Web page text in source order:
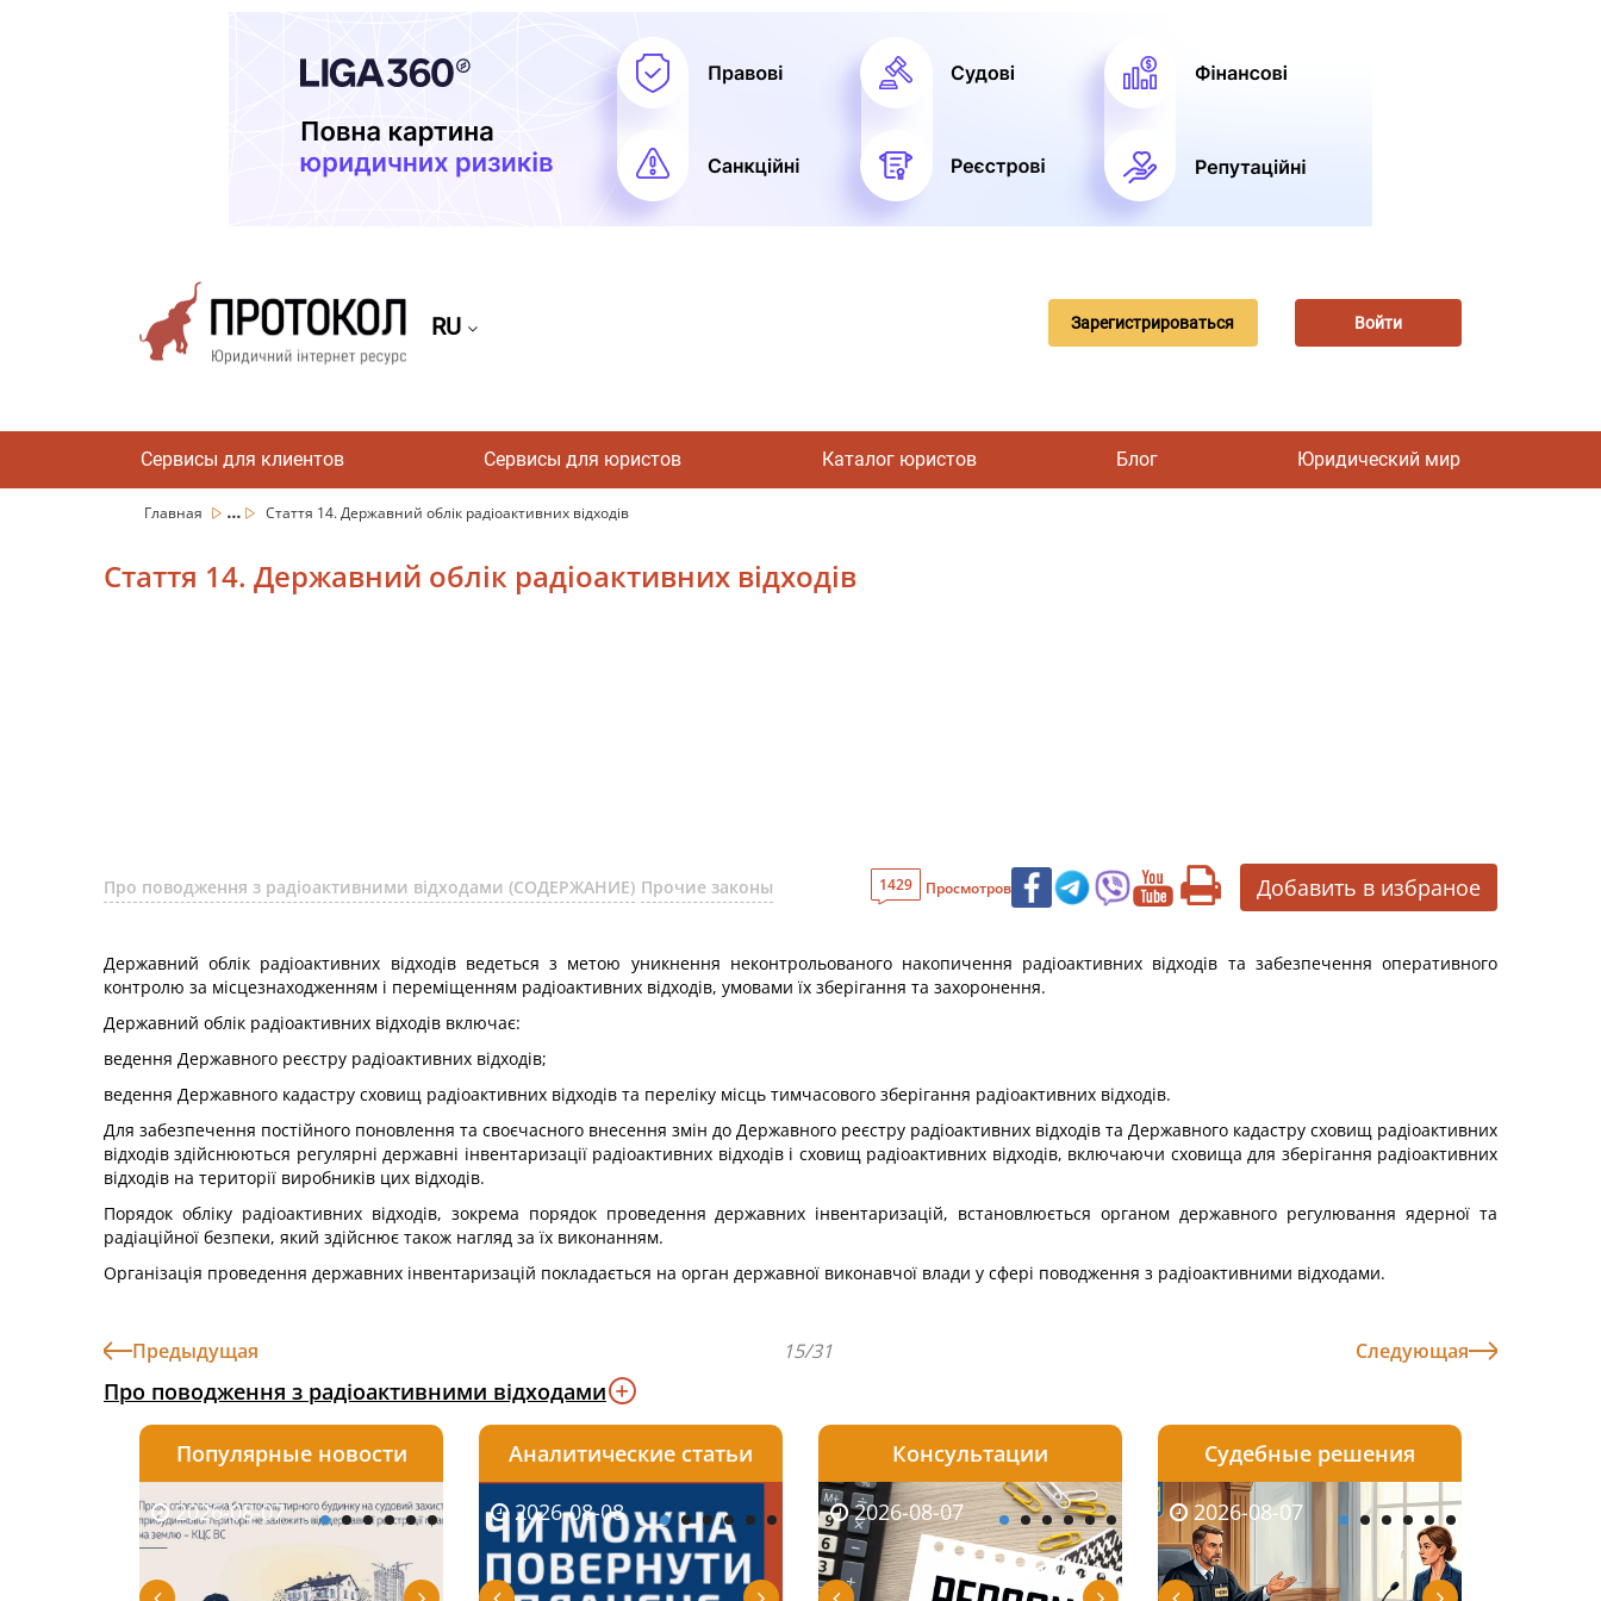
RU Зарегистрироваться Войти
Сервисы для клиентов Сервисы для юристов Каталог юристов Блог Юридический мир
Главная ... Стаття 14. Державний облік радіоактивних відходів
Стаття 14. Державний облік радіоактивних відходів
Про поводження з радіоактивними відходами (СОДЕРЖАНИЕ) Прочие законы 1429 Просмотров Добавить в избраное
Державний облік радіоактивних відходів ведеться з метою уникнення неконтрольованого накопичення радіоактивних відходів та забезпечення оперативного
контролю за місцезнаходженням і переміщенням радіоактивних відходів, умовами їх зберігання та захоронення.
Державний облік радіоактивних відходів включає:
ведення Державного реєстру радіоактивних відходів;
ведення Державного кадастру сховищ радіоактивних відходів та переліку місць тимчасового зберігання радіоактивних відходів.
Для забезпечення постійного поновлення та своєчасного внесення змін до Державного реєстру радіоактивних відходів та Державного кадастру сховищ радіоактивних
відходів здійснюються регулярні державні інвентаризації радіоактивних відходів і сховищ радіоактивних відходів, включаючи сховища для зберігання радіоактивних
відходів на території виробників цих відходів.
Порядок обліку радіоактивних відходів, зокрема порядок проведення державних інвентаризацій, встановлюється органом державного регулювання ядерної та
радіаційної безпеки, який здійснює також нагляд за їх виконанням.
Організація проведення державних інвентаризацій покладається на орган державної виконавчої влади у сфері поводження з радіоактивними відходами.
Предыдущая 15/31 Следующая
Про поводження з радіоактивними відходами
Популярные новости
2026-08-07 2026-08-06 2026-08-06 2026-08-06 2026-08-05
Аналитические статьи
2026-08-03 2026-08-08 2026-08-07 2026-08-04 2026-08-04
Консультации
2026-08-05 2026-08-07 2026-08-07 2026-08-06
Судебные решения
2026-07-30 2026-08-07